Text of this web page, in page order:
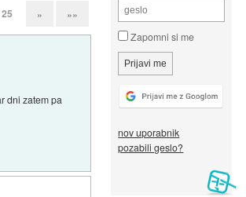
Zapomni si me
nov uporabnik
pozabili geslo?
» »»
dni zatem pa